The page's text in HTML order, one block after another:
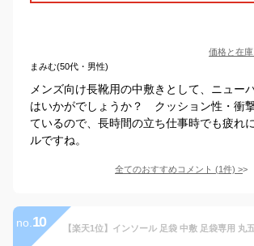
価格と在庫
まみむ(50代・男性)
メンズ向け長靴用の中敷きとして、ニュー
はいかがでしょうか？ クッション性・衝
ているので、長時間の立ち仕事時でも疲れ
ルですね。
全てのおすすめコメント (1件) >
no. 10